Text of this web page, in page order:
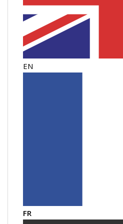
EN
FR